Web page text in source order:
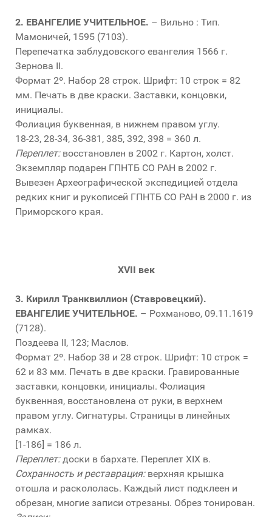
2. ЕВАНГЕЛИЕ УЧИТЕЛЬНОЕ. – Вильно : Тип.
Мамоничей, 1595 (7103).
Перепечатка заблудовского евангелия 1566 г.
Зернова II.
Формат 2º. Набор 28 строк. Шрифт: 10 строк = 82
мм. Печать в две краски. Заставки, концовки,
инициалы.
Фолиация буквенная, в нижнем правом углу.
18-23, 28-34, 36-381, 385, 392, 398 = 360 л.
Переплет:восстановлен в 2002 г. Картон, холст.
Экземпляр подарен ГПНТБ СО РАН в 2002 г.
Вывезен Археографической экспедицией отдела
редких книг и рукописей ГПНТБ СО РАН в 2000 г. из
Приморского края.
XVII век
3. Кирилл Транквиллион (Ставровецкий).
ЕВАНГЕЛИЕ УЧИТЕЛЬНОЕ. – Рохманово, 09.11.1619
(7128).
Поздеева II, 123; Маслов.
Формат 2º. Набор 38 и 28 строк. Шрифт: 10 строк =
62 и 83 мм. Печать в две краски. Гравированные
заставки, концовки, инициалы. Фолиация
буквенная, восстановлена от руки, в верхнем
правом углу. Сигнатуры. Страницы в линейных
рамках.
[1-186] = 186 л.
Переплет:доски в бархате. Переплет XIX в.
Сохранность и реставрация:верхняя крышка
отошла и раскололась. Каждый лист подклеен и
обрезан, многие записи отрезаны. Обрез тонирован.